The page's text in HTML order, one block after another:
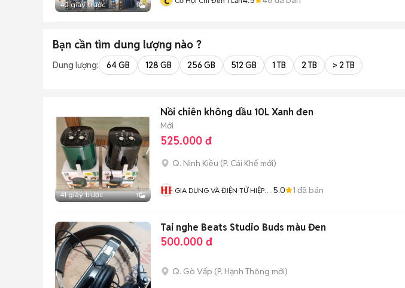
40 giây trước 1
Bạn cần tìm dung lượng nào ?
Dung lượng: 64 GB 128 GB 256 GB 512 GB 1 TB 2 TB > 2 TB
41 giây trước 1
Nồi chiên không dầu 10L Xanh đen
Mới
525.000 đ
Q. Ninh Kiều (P. Cái Khế mới)
GIA DỤNG VÀ ĐIỆN TỬ HIỆP
5.0 1 đã bán
Tai nghe Beats Studio Buds màu Đen
500.000 đ
Q. Gò Vấp (P. Hạnh Thông mới)